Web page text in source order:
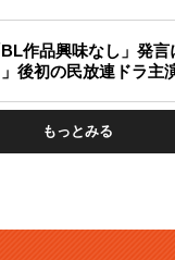
作品興味なし」発言
」後初の民放連ドラ主
もっとみる